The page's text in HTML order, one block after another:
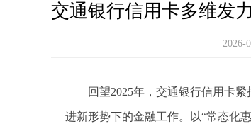
交通银行信用卡多维发
2026-
回望2025年，交通银行信用卡
进新形势下的金融工作。以“常态化